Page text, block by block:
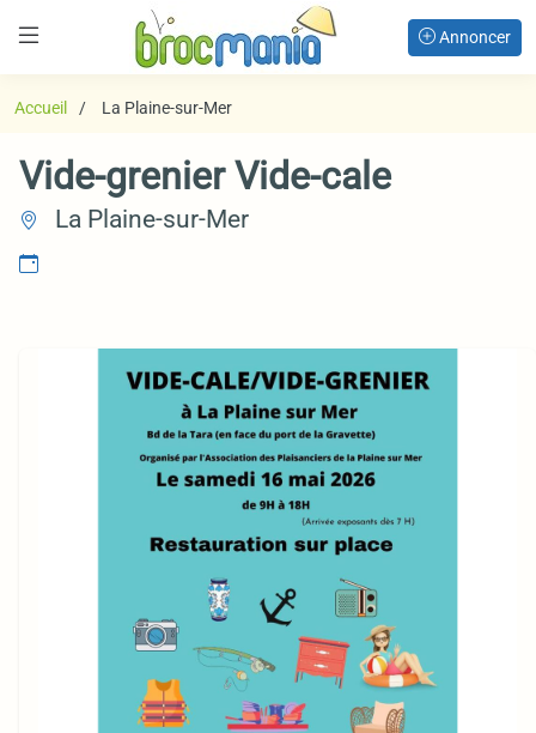
Annoncer
Accueil La Plaine-sur-Mer
Vide-grenier Vide-cale
La Plaine-sur-Mer